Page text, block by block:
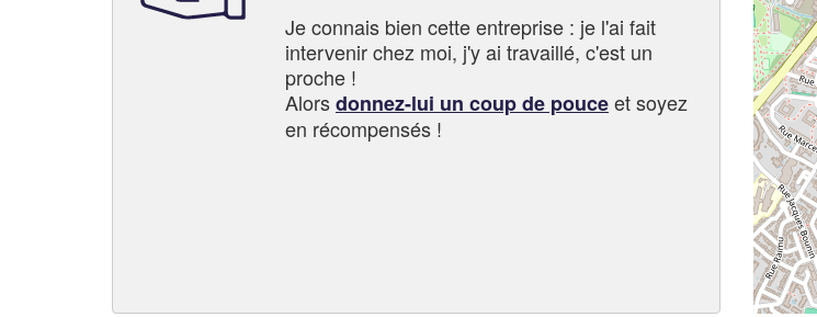
Je connais bien cette entreprise : je l'ai fait
intervenir chez moi, j'y ai travaillé, c'est un
proche !
Alorsdonnez-lui un coup de pouceet soyez
en récompensés !